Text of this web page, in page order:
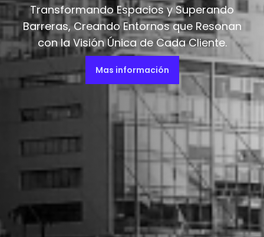
Transformando Espacios y Superando
Barreras, Creando Entornos que Resonan
con la Visión Única de Cada Cliente.
Mas información